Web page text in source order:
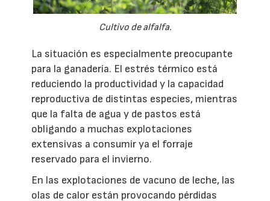
Cultivo de alfalfa.
La situación es especialmente preocupante
para la ganadería. El estrés térmico está
reduciendo la productividad y la capacidad
reproductiva de distintas especies, mientras
que la falta de agua y de pastos está
obligando a muchas explotaciones
extensivas a consumir ya el forraje
reservado para el invierno.
En las explotaciones de vacuno de leche, las
olas de calor están provocando pérdidas